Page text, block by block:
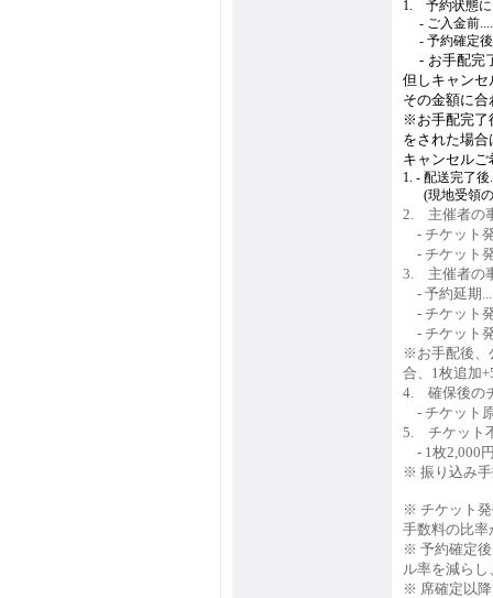
1. 予約状態に
- ご入金前
- 予約確定
- お手配完
但しキャンセ
その金額に
※お手配完了
をされた場
キャンセル
1. - 配送完了後
(現地受領
2. 主催者の
- チケット
- チケット
3. 主催者の
- 予約延期
- チケット
- チケット
※お手配後、
合、1枚追加
4. 確保後の
- チケット
5. チケット
- 1枚2,000
※ 振り込み
※ チケット
手数料の比率
※ 予約確定
ル率を減ら
※ 席確定以